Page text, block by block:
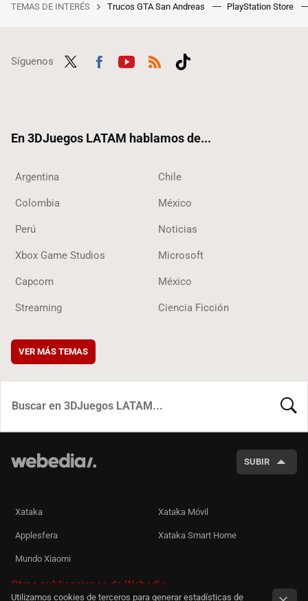
TEMAS DE INTERÉS Trucos GTA San Andreas PlayStation Store
Síguenos
En 3DJuegos LATAM hablamos de...
Argentina Chile
Colombia México
Perú Noticias
Xbox Game Studios Microsoft
Capcom México
Streaming Ciencia Ficción
VER MÁS TEMAS
SUBIR
Xataka Xataka Móvil
Applesfera Xataka Smart Home
Mundo Xiaomi
Otras publicaciones de Webedia
Utilizamos cookies de terceros para generar estadísticas de